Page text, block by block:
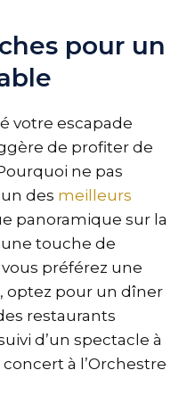
pour un
votre escapade
de profiter de
ne pas
des meilleurs
panoramique sur la
touche de
vous préférez une
optez pour un dîner
restaurants
d’un spectacle à
concert à l’Orchestre